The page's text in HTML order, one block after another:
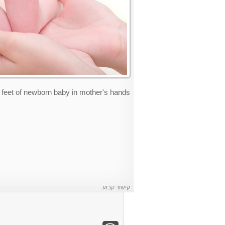
feet of newborn baby in mother's hands
קישור קבוע.